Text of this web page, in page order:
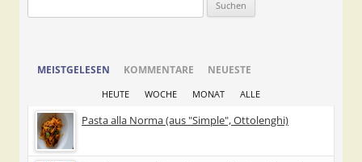
nach:
MEISTGELESEN KOMMENTARE NEUESTE
HEUTE WOCHE MONAT ALLE
Pasta alla Norma (aus "Simple", Ottolenghi)